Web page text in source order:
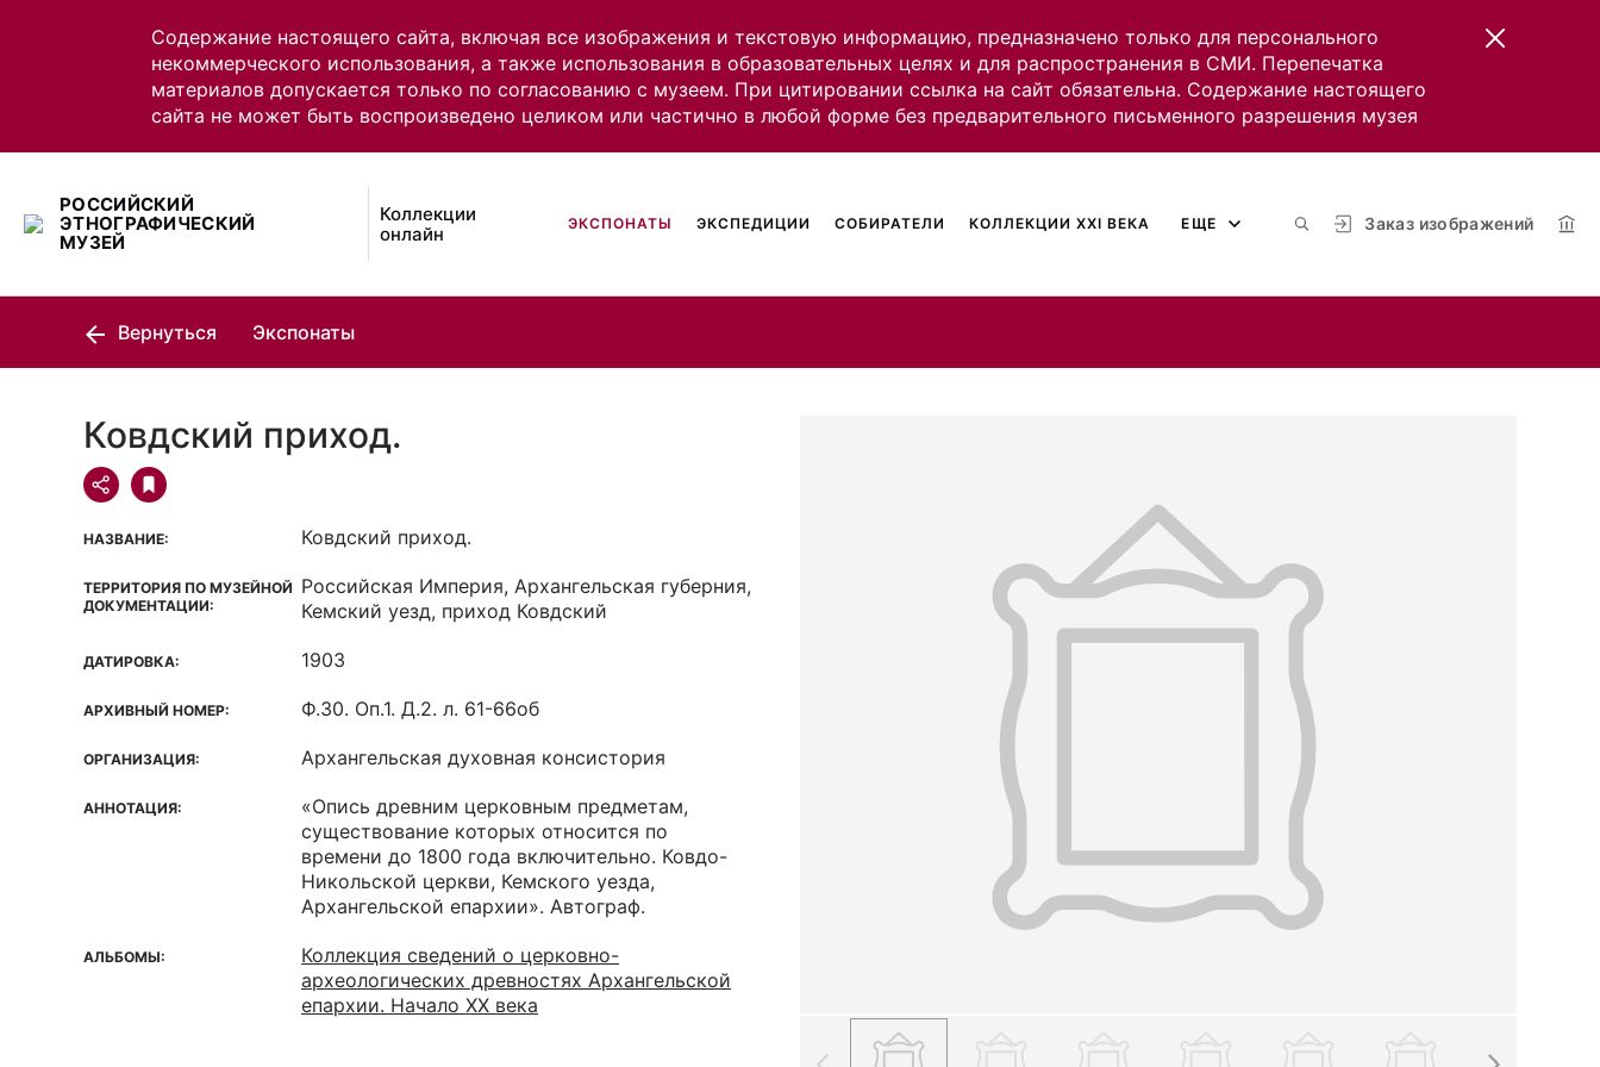
Содержание настоящего сайта, включая все изображения и текстовую информацию, предназначено только для персонального
некоммерческого использования, а также использования в образовательных целях и для распространения в СМИ. Перепечатка
материалов допускается только по согласованию с музеем. При цитировании ссылка на сайт обязательна. Содержание настоящего
сайта не может быть воспроизведено целиком или частично в любой форме без предварительного письменного разрешения музея
РОССИЙСКИЙ
ЭТНОГРАФИЧЕСКИЙ
МУЗЕЙ
Коллекции
онлайн
Заказ изображений
ЭКСПОНАТЫ ЭКСПЕДИЦИИ СОБИРАТЕЛИ КОЛЛЕКЦИИ XXI ВЕКА ЕЩЕ
Вернуться Экспонаты
Ковдский приход.
НАЗВАНИЕ: Ковдский приход.
ТЕРРИТОРИЯ ПО МУЗЕЙНОЙ
ДОКУМЕНТАЦИИ:
Российская Империя, Архангельская губерния,
Кемский уезд, приход Ковдский
ДАТИРОВКА: 1903
АРХИВНЫЙ НОМЕР: Ф.30. Оп.1. Д.2. л. 61-66об
ОРГАНИЗАЦИЯ: Архангельская духовная консистория
АННОТАЦИЯ:
«Опись древним церковным предметам,
существование которых относится по
времени до 1800 года включительно. Ковдо-
Никольской церкви, Кемского уезда,
Архангельской епархии». Автограф.
АЛЬБОМЫ:
Коллекция сведений о церковно-
археологических древностях Архангельской
епархии. Начало XX века